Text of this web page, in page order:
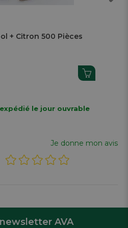
+ Citron 500 Pièces
le jour ouvrable
Je donne mon avis
AVA